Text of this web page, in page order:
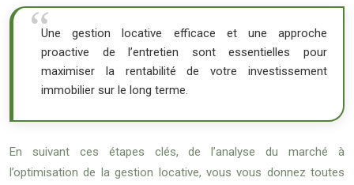
Une gestion locative efficace et une approche
proactive de l’entretien sont essentielles pour
maximiser la rentabilité de votre investissement
immobilier sur le long terme.
En suivant ces étapes clés, de l’analyse du marché à
l’optimisation de la gestion locative, vous vous donnez toutes